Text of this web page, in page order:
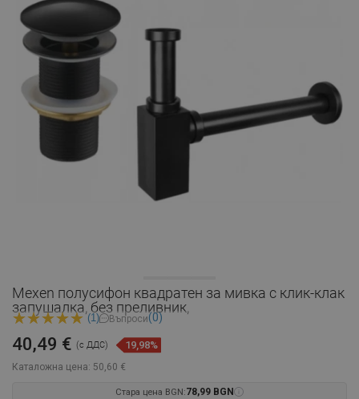
Mexen полусифон квадратен за мивка с клик-клак
запушалка, без преливник,
(1) Въпроси(0)
Каталожна цена: 50,60 €
40,49 € (с ДДС) 19,98%
Стара цена BGN:78,99 BGN